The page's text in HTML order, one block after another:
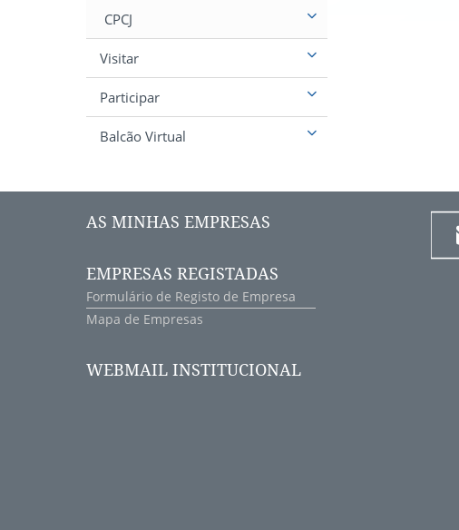
CPCJ
Visitar
Participar
Balcão Virtual
AS MINHAS EMPRESAS
EMPRESAS REGISTADAS
Formulário de Registo de Empresa
Mapa de Empresas
WEBMAIL INSTITUCIONAL